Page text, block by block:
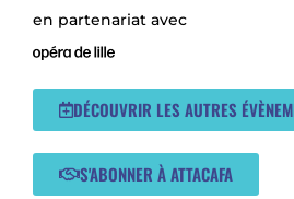
en partenariat avec
DÉCOUVRIR LES AUTRES
S'ABONNER À ATTACAFA